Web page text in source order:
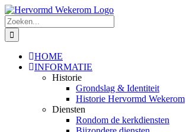
Ga
naar
inhoud
Zoeken
naar:
HOME
INFORMATIE
Historie
Grondslag & Identiteit
Historie Hervormd Wekerom
Diensten
Rondom de kerkdiensten